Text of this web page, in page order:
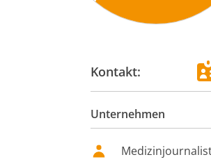
Kontakt:
Unternehmen